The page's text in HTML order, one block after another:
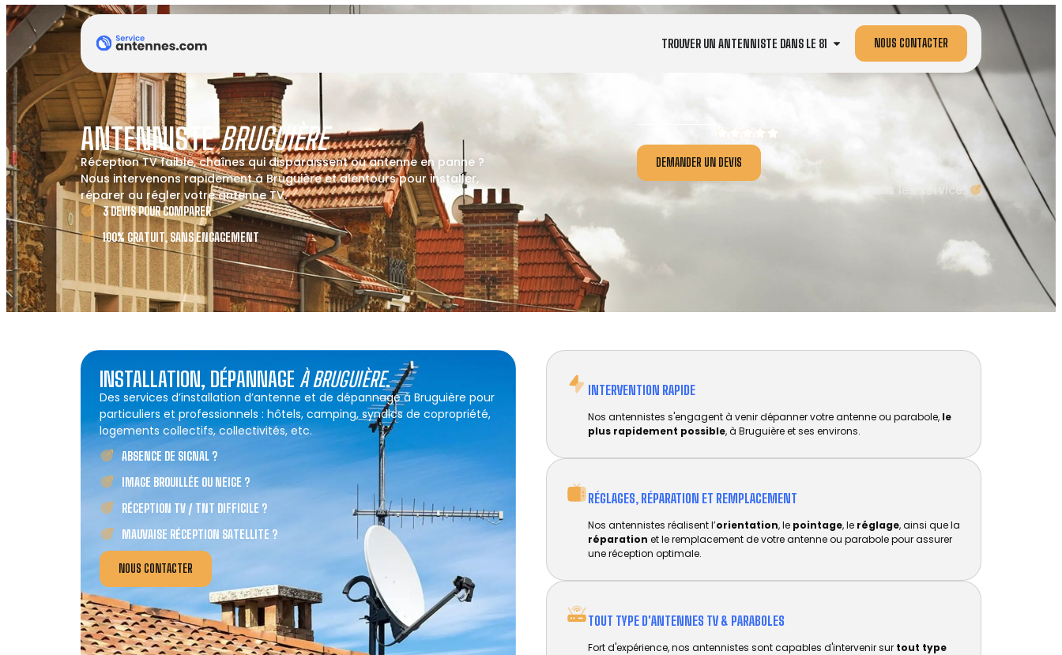
TROUVER UN ANTENNISTE DANS LE 81 NOUS CONTACTER
ANTENNISTEBRUGUIÈRE
Réception TV faible, chaînes qui disparaissent ou antenne en panne ?
Nous intervenons rapidement à Bruguière et alentours pour installer,
réparer ou régler votre antenne TV.
3 DEVIS POUR COMPARER
100% GRATUIT, SANS ENGAGEMENT
DEMANDER UN DEVIS
Tous les services
INSTALLATION, DÉPANNAGE À BRUGUIÈRE.
Des services d’installation d’antenne et de dépannage à Bruguière pour
particuliers et professionnels : hôtels, camping, syndics de copropriété,
logements collectifs, collectivités, etc.
ABSENCE DE SIGNAL ?
IMAGE BROUILLÉE OU NEIGE ?
RÉCEPTION TV / TNT DIFFICILE ?
MAUVAISE RÉCEPTION SATELLITE ?
NOUS CONTACTER
INTERVENTION RAPIDE
Nos antennistes s'engagent à venir dépanner votre antenne ou parabole, le
plus rapidement possible, à Bruguière et ses environs.
RÉGLAGES, RÉPARATION ET REMPLACEMENT​
Nos antennistes réalisent l’orientation, le pointage, le réglage, ainsi que la
réparation et le remplacement de votre antenne ou parabole pour assurer
une réception optimale.
TOUT TYPE D'ANTENNES TV & PARABOLES
Fort d'expérience, nos antennistes sont capables d'intervenir sur tout type